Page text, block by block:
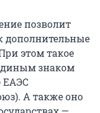
позволит
дополнительные
этом такое
знаком
ЕАЭС
А также оно